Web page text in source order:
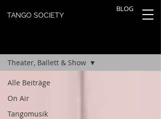
BLOG
TANGO SOCIETY
Alle Beiträge
On Air
Tangomusik
Theater, Ballett & Show